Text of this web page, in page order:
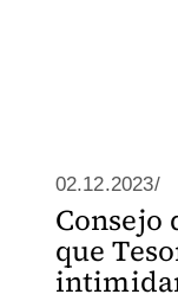
02.12.2023/
Consejo
que